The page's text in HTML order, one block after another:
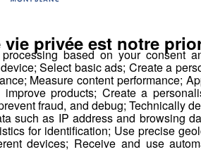
based on your consent
Select basic ads; Create a
Measure content performance;
products; Create a
fraud, and debug; Technically
such as IP address and browsing
for identification; Use precise
devices; Receive and use
vie privée est notre